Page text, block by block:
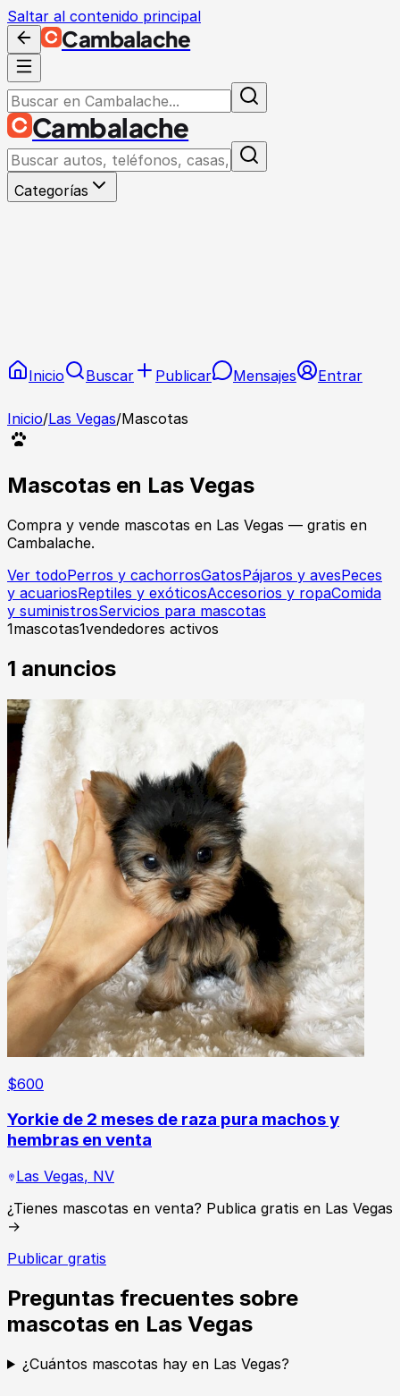
Saltar al contenido principal
Cambalache
Cambalache
Categorías
Inicio Buscar Publicar Mensajes Entrar
Inicio/Las Vegas/Mascotas
Mascotas en Las Vegas
Compra y vende mascotas en Las Vegas — gratis en
Cambalache.
Ver todoPerros y cachorrosGatosPájaros y avesPeces
y acuariosReptiles y exóticosAccesorios y ropaComida
y suministrosServicios para mascotas
1mascotas1vendedores activos
1 anuncios
$600
Yorkie de 2 meses de raza pura machos y
hembras en venta
Las Vegas, NV
¿Tienes mascotas en venta? Publica gratis en Las Vegas
→
Publicar gratis
Preguntas frecuentes sobre
mascotas en Las Vegas
¿Cuántos mascotas hay en Las Vegas?